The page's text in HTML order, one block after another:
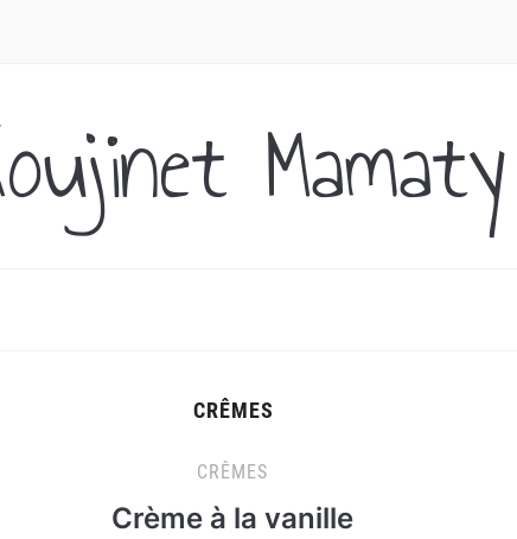
Mamaty
CRÊMES
CRÊMES
Crème à la vanille